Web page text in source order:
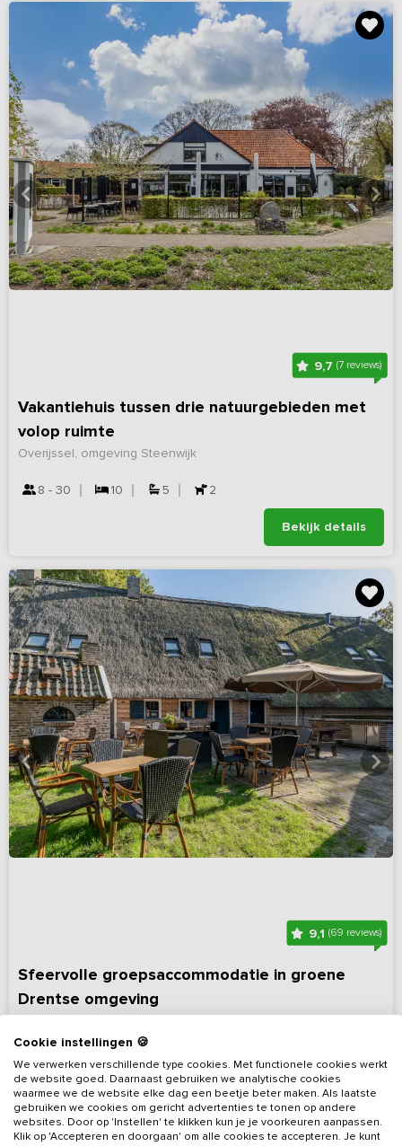
9,7(7 reviews)
Vakantiehuis tussen drie natuurgebieden met
volop ruimte
Overijssel, omgeving Steenwijk
8 - 30 10 5 2
Bekijk details
9,1(69 reviews)
Sfeervolle groepsaccommodatie in groene
Drentse omgeving
13 - 28 10
Bekijk details
Cookie instellingen 🍪
We verwerken verschillende type cookies. Met functionele cookies werkt
de website goed. Daarnaast gebruiken we analytische cookies
waarmee we de website elke dag een beetje beter maken. Als laatste
gebruiken we cookies om gericht advertenties te tonen op andere
websites. Door op 'Instellen' te klikken kun je je voorkeuren aanpassen.
Klik op 'Accepteren en doorgaan' om alle cookies te accepteren. Je kunt